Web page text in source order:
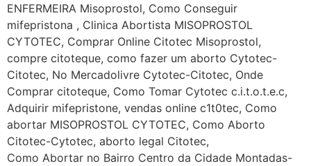
ENFERMEIRA Misoprostol, Como Conseguir
mifepristona , Clinica Abortista MISOPROSTOL
CYTOTEC, Comprar Online Citotec Misoprostol,
compre citoteque, como fazer um aborto Cytotec-
Citotec, No Mercadolivre Cytotec-Citotec, Onde
Comprar citoteque, Como Tomar Cytotec c.i.t.o.t.e.c,
Adquirir mifepristone, vendas online c1t0tec, Como
abortar MISOPROSTOL CYTOTEC, Como Aborto
Citotec-Cytotec, aborto legal Citotec,
Como Abortar no Bairro Centro da Cidade Montadas-
(879121**** em
http://www.proaborto.com)
Deve ser normal
22/05/2026 17:19:15
(879121**** em
http://www.proaborto.com)
Eu acho, não sei